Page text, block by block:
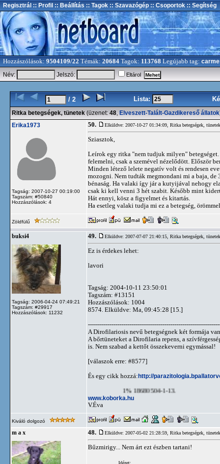
Regisztrál :: Profil :: Beállítás :: Tagok :: Szavazógép :: Csoportok :: Segítség
Hozzászólások: 9504109/22 Témák: 20684 Tagok: 113768 Legújabb tag:
Név:
Jelszó: Eltárol
/ 2 Lista:
Ritka betegségek, tünetek (üzenet: 48, Elveszett-Talált-Gazdikereső állatok
Erika1973
Tagság: 2007-10-27 00:19:00
Tagszám: #50840
Hozzászólások: 4
50. Elküldve: 2007-10-27 01:34:09, Ritka betegségek, tünetek
Sziasztok,
Leírok egy ritka "nem tudjuk milyen"
felemelni, csak a szemével nézelődött. Először
Minden létező lelete negatív volt és rendesen
mozogni. Nem tudták megmondani mi a baja,
bénaság. Ha valaki így jár a kutyijával nehogy
csak ki kell venni 3 hét szabit. Később mint
Hát ennyi, kösz a figyelmet és kitartás.
Ha esetleg valaki tudja mi ez a betegség,
Zöldfülű
buksi4
Tagság: 2006-04-24 07:49:21
Tagszám: #29917
Hozzászólások: 11232
49. Elküldve: 2007-07-07 21:40:15, Ritka betegségek, tünetek
Ez is érdekes lehet:
lavori
Tagság: 2004-10-11 23:50:01
Tagszám: #13151
Hozzászólások: 1004
8574. Elküldve: Ma, 09:45:28 [15.]
A Dirofilariosis nevű betegségnek két formája
A bőrtüneteket a Dirofilaria repens, a
is. Nem szabad a kettőt összekeverni egymással!
[válaszok erre: #8577]
És egy cikk hozzá:http://
1% 18680504-1-13.
www.koborka.hu
V.Éva
Kiváló dolgozó
m a x 48. Elküldve: 2007-05-02 21:28:59, Ritka betegségek, tünetek
Bűzmirigy... Nem árt ezt észben tartani!
Idézet: